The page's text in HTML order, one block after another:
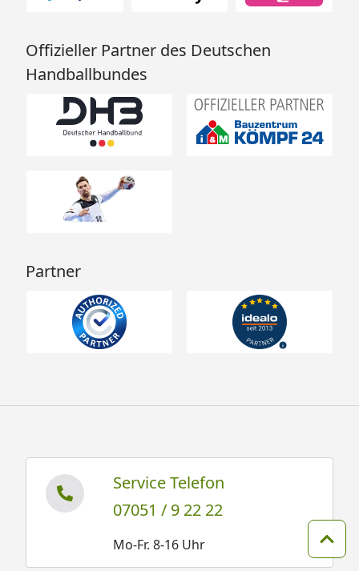
Offizieller Partner des Deutschen
Handballbundes
Partner
Service Telefon
07051 / 9 22 22
Mo-Fr. 8-16 Uhr